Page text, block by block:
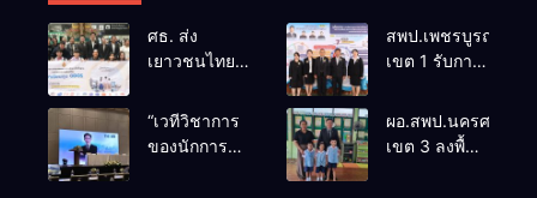
ศธ. ส่ง
เยาวชนไทย
TS69 สู่
มหาวิทยาลัย
สพป.เพชรบูรณ์
เขต 1 รับการ
ประเมินผล
เชิงประจักษ์
“เวทีวิชาการ
ของนักการ
ผอ.สพป.นครศรีธรร
เขต 3 ลงพื้นที่